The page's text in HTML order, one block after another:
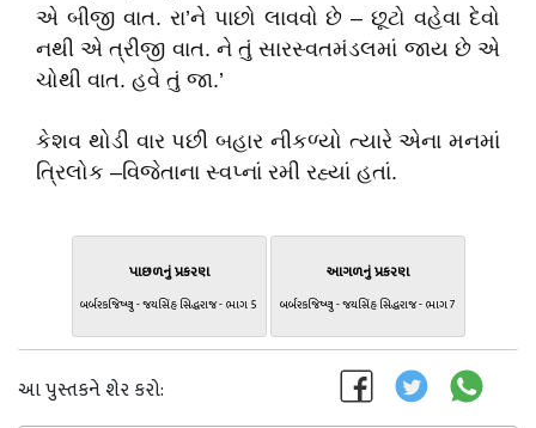
એ બીજી વાત. રા’ને પાછો લાવવો છે – છૂટો વહેવા દેવો
નથી એ ત્રીજી વાત. ને તું સારસ્વતમંડલમાં જાય છે એ
ચોથી વાત. હવે તું જા.’
કેશવ થોડી વાર પછી બહાર નીકળ્યો ત્યારે એના મનમાં
ત્રિલોક –વિજેતાના સ્વપ્નાં રમી રહ્યાં હતાં.
પાછળનું પ્રકરણ
બર્બરકજિષ્ણુ - જયસિંહ સિદ્ધરાજ - ભાગ 5
આગળનું પ્રકરણ
બર્બરકજિષ્ણુ - જયસિંહ સિદ્ધરાજ - ભાગ 7
આ પુસ્તકને શેર કરો: